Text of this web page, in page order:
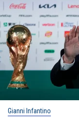
Gianni Infantino